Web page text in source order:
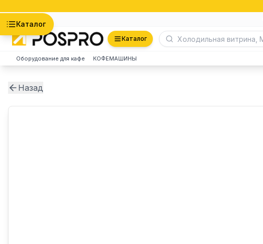
Каталог
Каталог
Оборудование для кафе КОФЕМАШИНЫ
Назад